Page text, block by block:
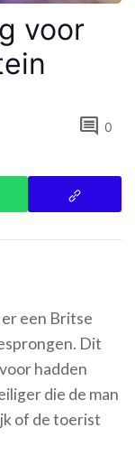
voor
comment 0
een Britse
Dit
hadden
die de man
of de toerist